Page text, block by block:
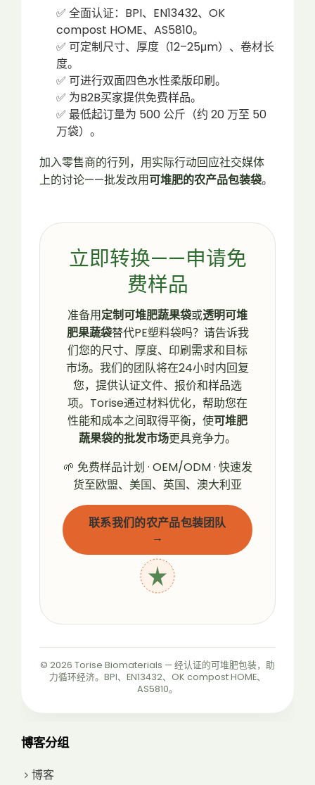
✅ 全面认证：BPI、EN13432、OK
compost HOME、AS5810。
✅ 可定制尺寸、厚度（12–25μm）、卷材长
度。
✅ 可进行双面四色水性柔版印刷。
✅ 为B2B买家提供免费样品。
✅ 最低起订量为 500 公斤（约 20 万至 50
万袋）。
加入零售商的行列，用实际行动回应社交媒体
上的讨论——批发改用可堆肥的农产品包装袋。
立即转换——申请免
费样品
准备用定制可堆肥蔬果袋或透明可堆
肥果蔬袋替代PE塑料袋吗？请告诉我
们您的尺寸、厚度、印刷需求和目标
市场。我们的团队将在24小时内回复
您，提供认证文件、报价和样品选
项。Torise通过材料优化，帮助您在
性能和成本之间取得平衡，使可堆肥
蔬果袋的批发市场更具竞争力。
🌱 免费样品计划 · OEM/ODM · 快速发
货至欧盟、美国、英国、澳大利亚
联系我们的农产品包装团队
→
© 2026 Torise Biomaterials — 经认证的可堆肥包装，助
力循环经济。BPI、EN13432、OK compost HOME、
AS5810。
博客分组
博客